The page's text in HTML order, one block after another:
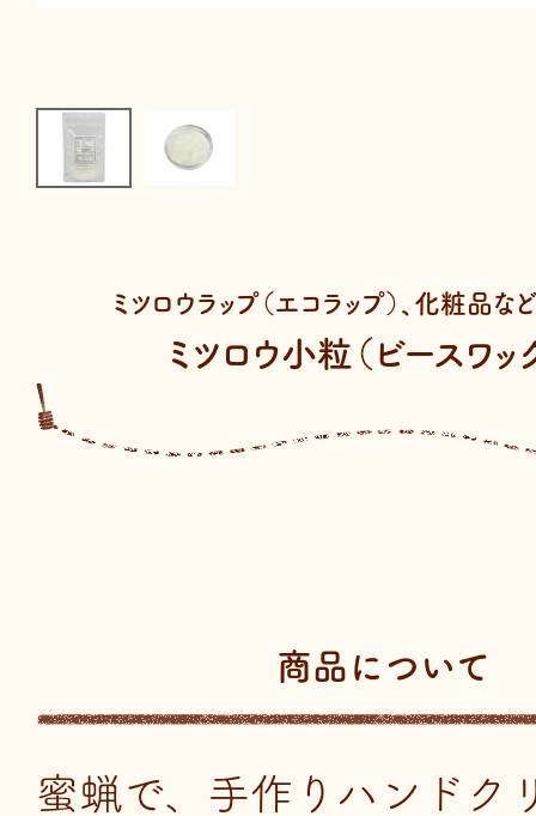
ミツロウラップ（エコラップ）、化粧品な
ミツロウ小粒（ビースワッ
商品について
蜜蝋で、手作りハンドク